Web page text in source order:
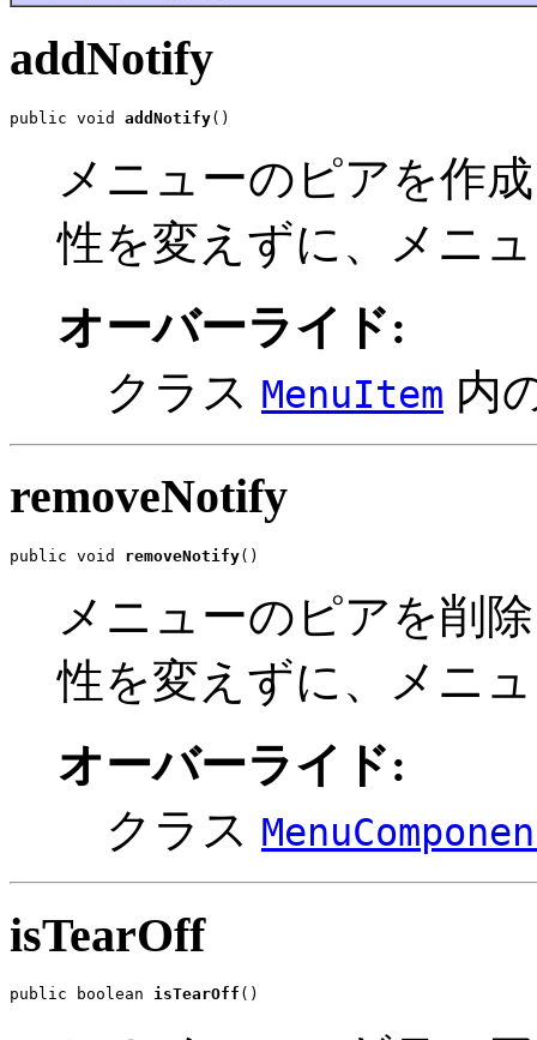
addNotify
public void addNotify()
メニューのピアを作
性を変えずに、メニ
オーバーライド:
クラス MenuItem 内
removeNotify
public void removeNotify()
メニューのピアを削
性を変えずに、メニ
オーバーライド:
クラス
isTearOff
public boolean isTearOff ()